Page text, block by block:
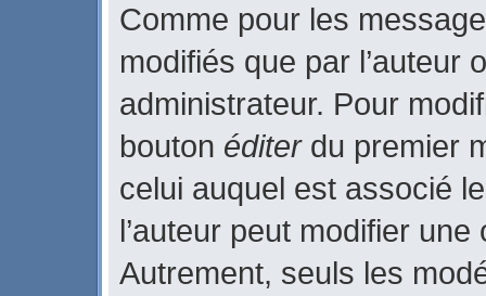
Comme pour les
modifiés que par l’auteur
administrateur. Pour
bouton éditerdu premier
celui auquel est associé
l’auteur peut modifier
Autrement, seuls les